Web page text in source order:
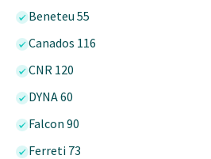
Beneteu 55
Canados 116
CNR 120
DYNA 60
Falcon 90
Ferreti 73